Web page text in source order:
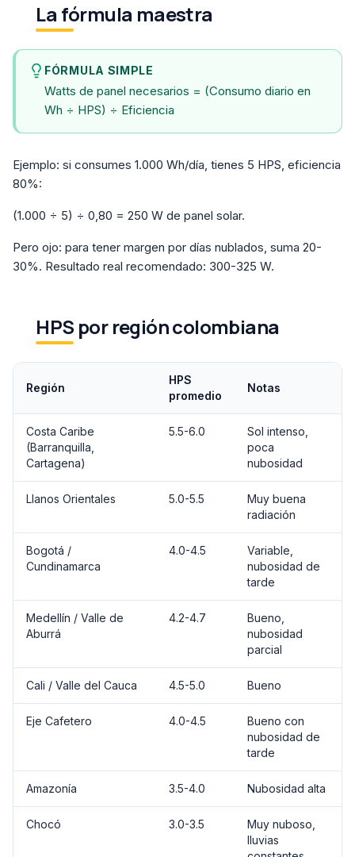
La fórmula maestra
FÓRMULA SIMPLE
Watts de panel necesarios = (Consumo diario en
Wh ÷ HPS) ÷ Eficiencia
Ejemplo: si consumes 1.000 Wh/día, tienes 5 HPS, eficiencia
80%:
(1.000 ÷ 5) ÷ 0,80 = 250 W de panel solar.
Pero ojo: para tener margen por días nublados, suma 20-
30%. Resultado real recomendado: 300-325 W.
HPS por región colombiana
Región
HPS
promedio
Notas
Costa Caribe
(Barranquilla,
Cartagena)
5.5-6.0
Sol intenso,
poca
nubosidad
Llanos Orientales 5.0-5.5
Muy buena
radiación
Bogotá /
Cundinamarca
4.0-4.5
Variable,
nubosidad de
tarde
Medellín / Valle de
Aburrá
4.2-4.7
Bueno,
nubosidad
parcial
Cali / Valle del Cauca 4.5-5.0 Bueno
Eje Cafetero 4.0-4.5
Bueno con
nubosidad de
tarde
Amazonía 3.5-4.0 Nubosidad alta
Chocó 3.0-3.5
Muy nuboso,
lluvias